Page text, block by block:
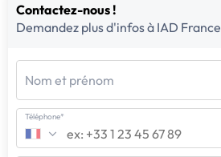
Contactez-nous !
Demandez plus d'infos à IAD France
Nom et prénom
Téléphone*